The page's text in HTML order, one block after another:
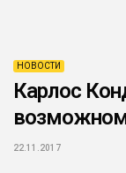
НОВОСТИ
Карлос
22.11.2017